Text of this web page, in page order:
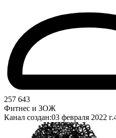
257 643
Фитнес и ЗОЖ
Канал создан:03 февраля 2022 г.